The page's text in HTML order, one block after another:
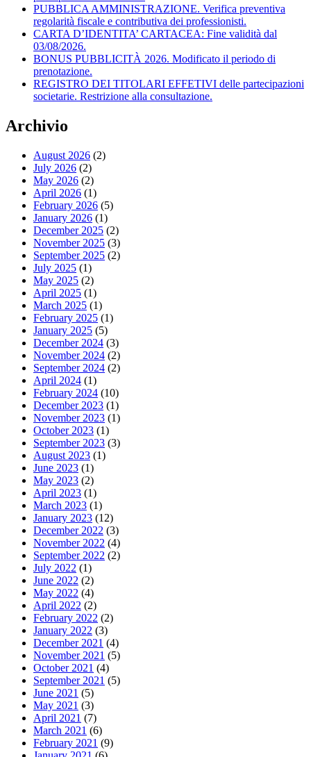
PUBBLICA AMMINISTRAZIONE. Verifica preventiva
regolarità fiscale e contributiva dei professionisti.
CARTA D’IDENTITA’ CARTACEA: Fine validità dal
03/08/2026.
BONUS PUBBLICITÀ 2026. Modificato il periodo di
prenotazione.
REGISTRO DEI TITOLARI EFFETIVI delle partecipazioni
societarie. Restrizione alla consultazione.
Archivio
August 2026 (2)
July 2026 (2)
May 2026 (2)
April 2026 (1)
February 2026 (5)
January 2026 (1)
December 2025 (2)
November 2025 (3)
September 2025 (2)
July 2025 (1)
May 2025 (2)
April 2025 (1)
March 2025 (1)
February 2025 (1)
January 2025 (5)
December 2024 (3)
November 2024 (2)
September 2024 (2)
April 2024 (1)
February 2024 (10)
December 2023 (1)
November 2023 (1)
October 2023 (1)
September 2023 (3)
August 2023 (1)
June 2023 (1)
May 2023 (2)
April 2023 (1)
March 2023 (1)
January 2023 (12)
December 2022 (3)
November 2022 (4)
September 2022 (2)
July 2022 (1)
June 2022 (2)
May 2022 (4)
April 2022 (2)
February 2022 (2)
January 2022 (3)
December 2021 (4)
November 2021 (5)
October 2021 (4)
September 2021 (5)
June 2021 (5)
May 2021 (3)
April 2021 (7)
March 2021 (6)
February 2021 (9)